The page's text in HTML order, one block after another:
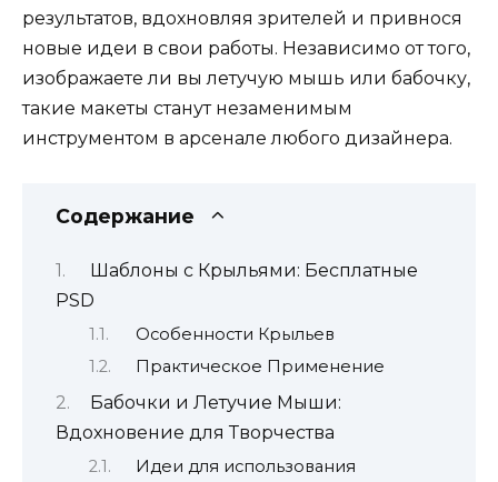
результатов, вдохновляя зрителей и привнося
новые идеи в свои работы. Независимо от того,
изображаете ли вы летучую мышь или бабочку,
такие макеты станут незаменимым
инструментом в арсенале любого дизайнера.
Содержание
Шаблоны с Крыльями: Бесплатные
PSD
Особенности Крыльев
Практическое Применение
Бабочки и Летучие Мыши:
Вдохновение для Творчества
Идеи для использования